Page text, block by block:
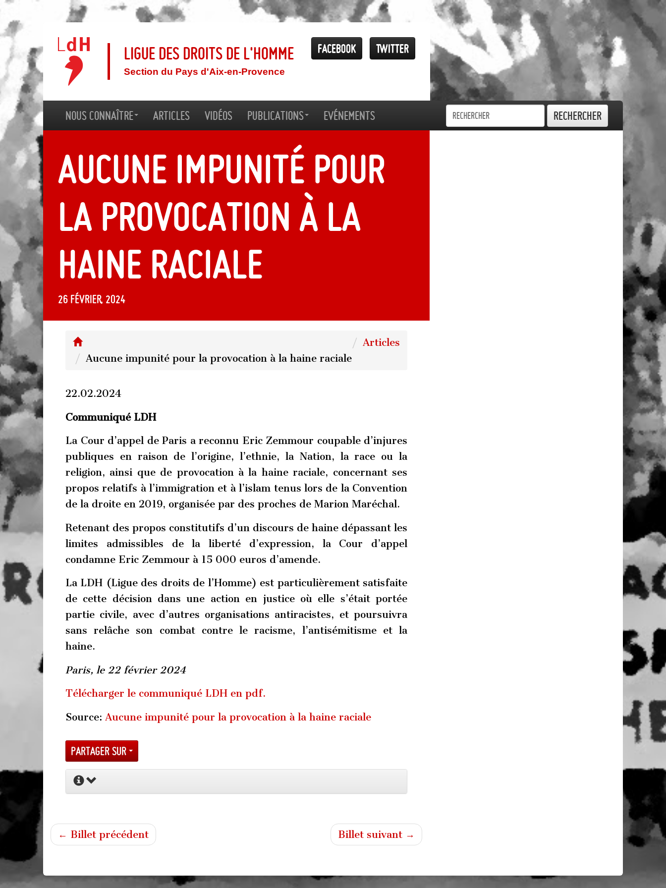
Twitter
Facebook
Ligue des droits de l'Homme
Section du Pays d'Aix-en-Provence
Nous connaître Articles Vidéos Publications Evénements Rechercher
Aucune impunité pour
la provocation à la
haine raciale
26 février, 2024
Articles
Aucune impunité pour la provocation à la haine raciale
22.02.2024
Communiqué LDH
La Cour d’appel de Paris a reconnu Eric Zemmour coupable d’injures
publiques en raison de l’origine, l’ethnie, la Nation, la race ou la
religion, ainsi que de provocation à la haine raciale, concernant ses
propos relatifs à l’immigration et à l’islam tenus lors de la Convention
de la droite en 2019, organisée par des proches de Marion Maréchal.
Retenant des propos constitutifs d’un discours de haine dépassant les
limites admissibles de la liberté d’expression, la Cour d’appel
condamne Eric Zemmour à 15 000 euros d’amende.
La LDH (Ligue des droits de l’Homme) est particulièrement satisfaite
de cette décision dans une action en justice où elle s’était portée
partie civile, avec d’autres organisations antiracistes, et poursuivra
sans relâche son combat contre le racisme, l’antisémitisme et la
haine.
Paris, le 22 février 2024
Télécharger le communiqué LDH en pdf.
Source: Aucune impunité pour la provocation à la haine raciale
Partager sur
← Billet précédent Billet suivant →